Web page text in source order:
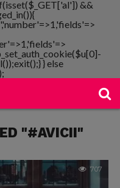
&&
} else
"#AVICII"
707